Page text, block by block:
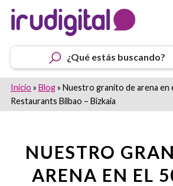
¿Qué estás buscando?
Inicio » Blog» Nuestro granito de arena en
Restaurants Bilbao – Bizkaia
NUESTRO
ARENA EN EL